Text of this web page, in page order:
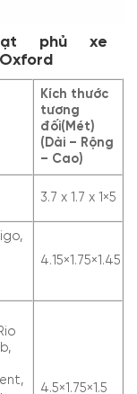
phủ xe
Kích thước
tương
đối(Mét)
(Dài – Rộng
– Cao)
3.7 x 1.7 x 1×5
4.15×1.75×1.45
4.5×1.75×1.5